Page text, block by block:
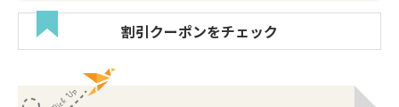
割引クーポンをチェック